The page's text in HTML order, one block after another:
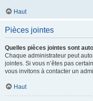
Haut
Pièces jointes
Quelles pièces jointes sont
Chaque administrateur peut
jointes. Si vous n’êtes pas
vous invitons à contacter un
Haut